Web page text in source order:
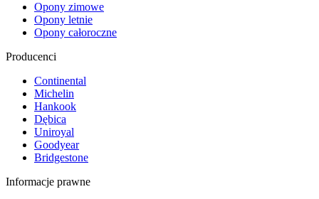
Opony zimowe
Opony letnie
Opony całoroczne
Producenci
Continental
Michelin
Hankook
Dębica
Uniroyal
Goodyear
Bridgestone
Informacje prawne